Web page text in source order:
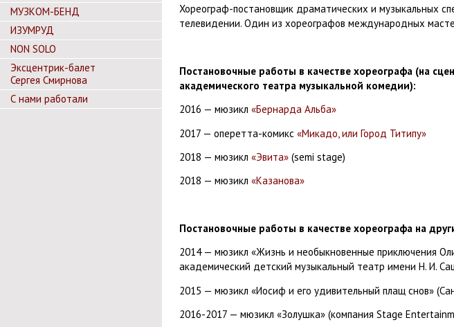
МУЗКОМ-БЕНД
ИЗУМРУД
NON SOLO
Эксцентрик-балет
Сергея Смирнова
С нами работали
Хореограф-постановщик драматических и музыкальных
телевидении.Один из хореографов международных
Постановочные работы в качестве хореографа (на
академического театра музыкальной комедии):
2016 —мюзикл«Бернарда Альба»
2017 — оперетта-комикс«Микадо, или Город Титипу»
2018 — мюзикл«Эвита» (semi stage)
2018 — мюзикл«Казанова»
Постановочные работы в качестве хореографа на
2014 — мюзикл «Жизнь и необыкновенные приключения
академический детский музыкальный театр имени Н. И.
2015 — мюзикл «Иосиф и его удивительный плащ снов»
2016-2017 — мюзикл «Золушка» (компания Stage